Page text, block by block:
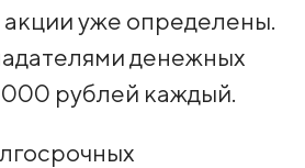
акции уже определены.
денежных
рублей каждый.